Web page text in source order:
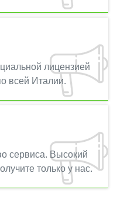
лицензией
всей Италии.
сервиса. Высокий
только у нас.